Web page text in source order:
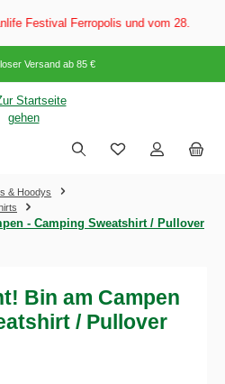
Ferropolis und vom 28.
Versand ab 85 €
& Hoodys
- Camping Sweatshirt / Pullover
Bin am Campen
/ Pullover